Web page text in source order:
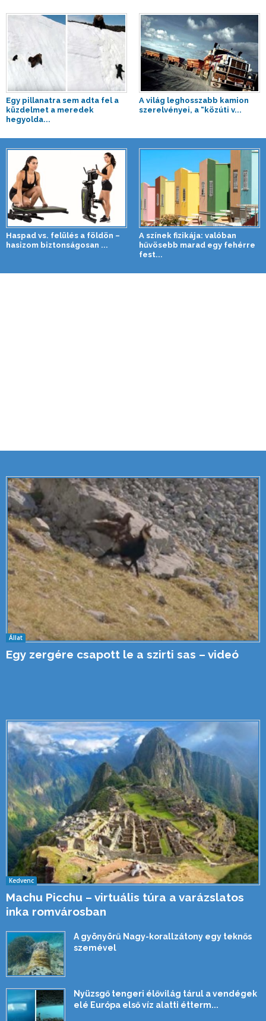
Egy pillanatra sem adta fel a
küzdelmet a meredek
hegyolda...
A világ leghosszabb kamion
szerelvényei, a “közúti v...
Haspad vs. felülés a földön –
hasizom biztonságosan ...
A színek fizikája: valóban
hűvösebb marad egy fehérre
fest...
Állat
Egy zergére csapott le a szirti sas – videó
Kedvenc
Machu Picchu – virtuális túra a varázslatos
inka romvárosban
A gyönyörű Nagy-korallzátony egy teknős
szemével
Nyüzsgő tengeri élővilág tárul a vendégek
elé Európa első víz alatti étterm...